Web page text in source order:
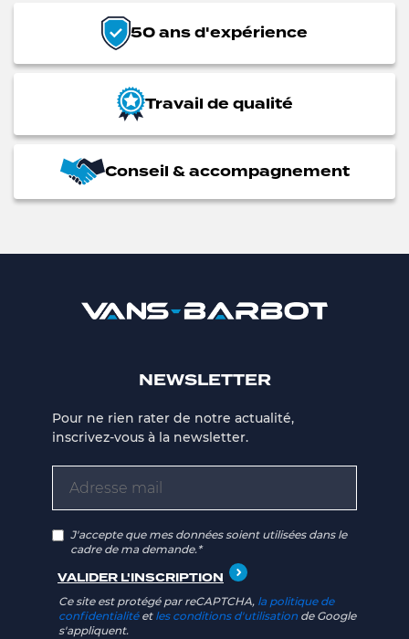
50 ans d'expérience
Travail de qualité
Conseil & accompagnement
NEWSLETTER
Pour ne rien rater de notre actualité,
inscrivez-vous à la newsletter.
J'accepte que mes données soient utilisées dans le
cadre de ma demande.*
Ce site est protégé par reCAPTCHA, la politique de
confidentialitéet les conditions d'utilisation de Google
s'appliquent.